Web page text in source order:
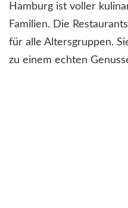
Hamburg ist voller
Familien. Die
für alle Altersgruppen.
zu einem echten